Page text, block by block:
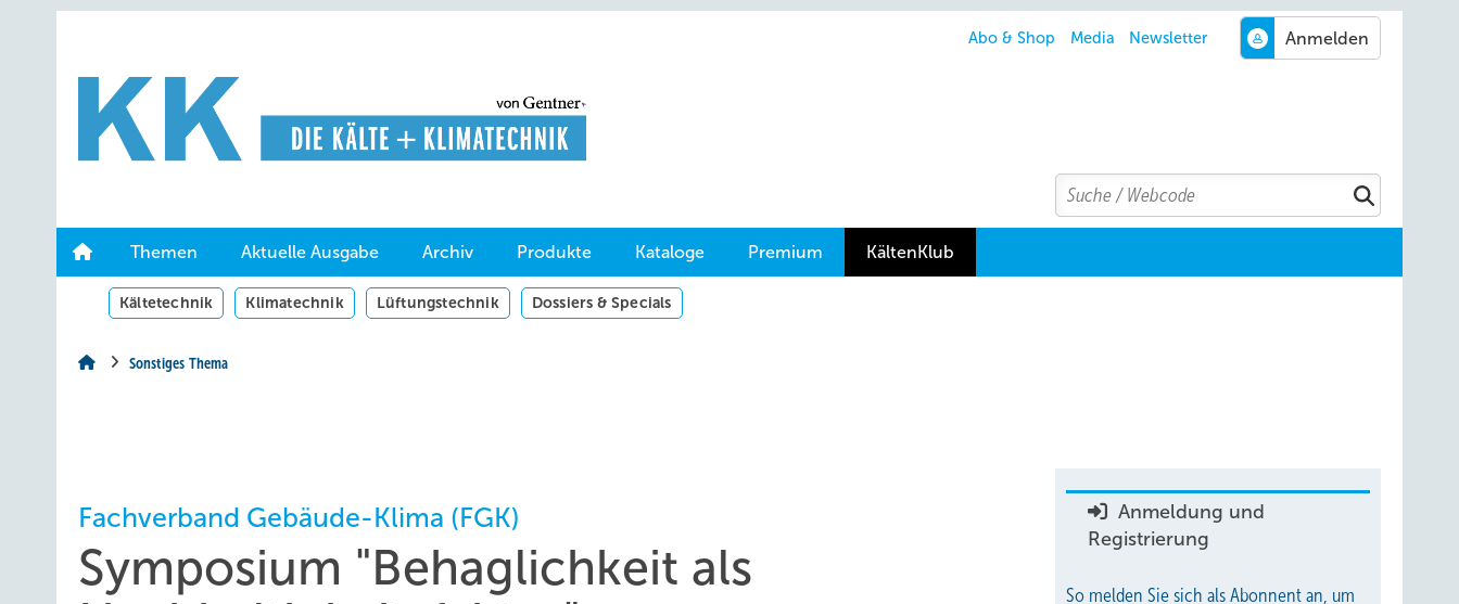
Hauptinhalt
Hauptmenü
Abo & Shop Media Newsletter
Search
Suchen
Themen Aktuelle Ausgabe Archiv Produkte Kataloge Premium KältenKlub
Kältetechnik Klimatechnik Lüftungstechnik Dossiers & Specials
Sonstiges Thema
Fachverband Gebäude-Klima (FGK)
Symposium "Behaglichkeit als
Anmeldung und
Registrierung
So melden Sie sich als Abonnent an, um